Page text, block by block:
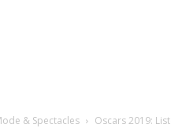
& Spectacles Oscars 2019: